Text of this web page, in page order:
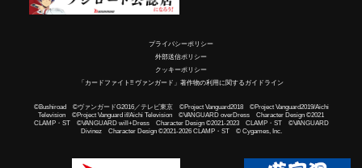
プライバシーポリシー
外部送信ポリシー
クッキーポリシー
「カードファイト!! ヴァンガード」著作物の利用に関するガイドライン
©Bushiroad ©ヴァンガードG2016／テレビ東京 ©Project Vanguard2018 ©Project Vanguard2019/Aichi
Television ©Project Vanguard if/Aichi Television ©VANGUARD overDress Character Design ©2021
CLAMP・ST ©VANGUARD will+Dress Character Design ©2021-2023 CLAMP・ST ©VANGUARD
Divinez Character Design ©2021-2026 CLAMP・ST © Cygames, Inc.